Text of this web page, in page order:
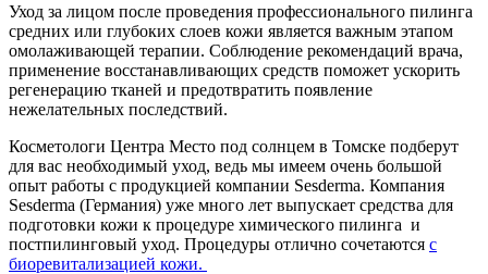
Уход за лицом после проведения профессионального пилинга
средних или глубоких слоев кожи является важным этапом
омолаживающей терапии. Соблюдение рекомендаций врача,
применение восстанавливающих средств поможет ускорить
регенерацию тканей и предотвратить появление
нежелательных последствий.
Косметологи Центра Место под солнцем в Томске подберут
для вас необходимый уход, ведь мы имеем очень большой
опыт работы с продукцией компании Sesdermа. Компания
Sesderma (Германия) уже много лет выпускает средства для
подготовки кожи к процедуре химического пилинга и
постпилинговый уход. Процедуры отлично сочетаются с
биоревитализацией кожи.